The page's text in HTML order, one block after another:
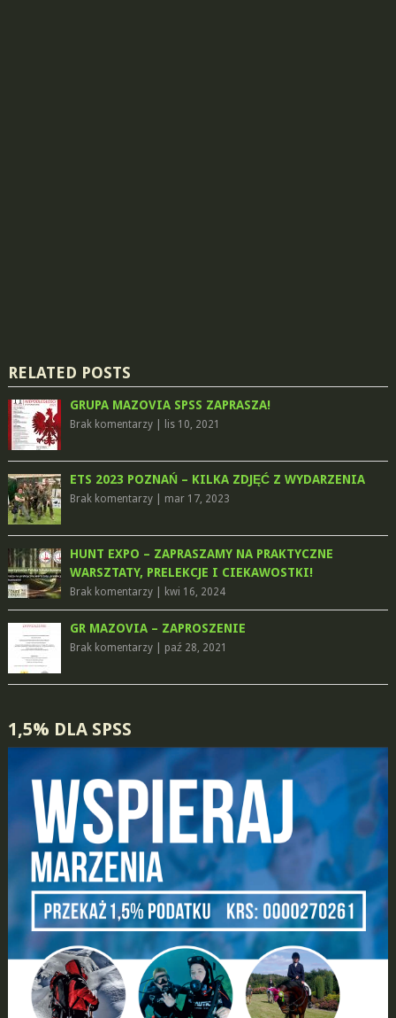
RELATED POSTS
GRUPA MAZOVIA SPSS ZAPRASZA!
Brak komentarzy| lis 10, 2021
ETS 2023 POZNAŃ – KILKA ZDJĘĆ Z WYDARZENIA
Brak komentarzy| mar 17, 2023
HUNT EXPO – ZAPRASZAMY NA PRAKTYCZNE
WARSZTATY, PRELEKCJE I CIEKAWOSTKI!
Brak komentarzy| kwi 16, 2024
GR MAZOVIA – ZAPROSZENIE
Brak komentarzy| paź 28, 2021
1,5% DLA SPSS